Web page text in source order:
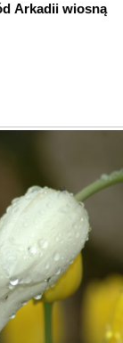
Arkadii wiosną